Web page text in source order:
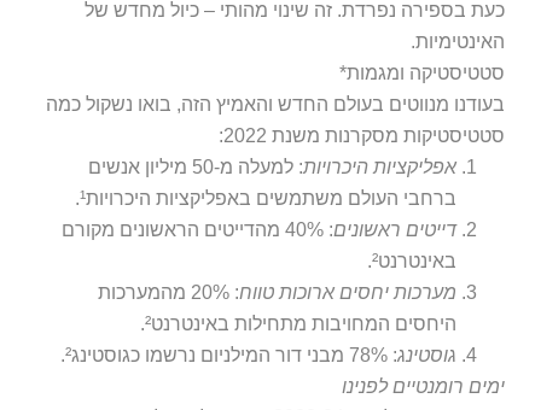
בספירה נפרדת. זה שינוי מהותי – כיול מחדש של
ומגמות*
מנווטים בעולם החדש והאמיץ הזה, בואו נשקול כמה
מסקרנות משנת 2022:
אפליקציות היכרויות
: למעלה מ-50 מיליון אנשים
ברחבי העולם משתמשים באפליקציות היכרויות¹.
דייטים ראשונים
: 40% מהדייטים הראשונים מקורם
באינטרנט².
מערכות יחסים ארוכות טווח
: 20% מהמערכות
היחסים המחויבות מתחילות באינטרנט².
גוסטינג: 78% מבני דור המילניום נרשמו כגוסטינג².
רומנטיים לפנינו